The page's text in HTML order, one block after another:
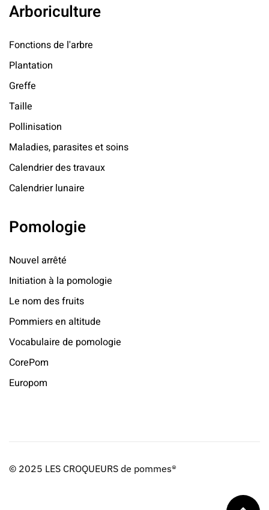
Arboriculture
Fonctions de l'arbre
Plantation
Greffe
Taille
Pollinisation
Maladies, parasites et soins
Calendrier des travaux
Calendrier lunaire
Pomologie
Nouvel arrêté
Initiation à la pomologie
Le nom des fruits
Pommiers en altitude
Vocabulaire de pomologie
CorePom
Europom
© 2025 LES CROQUEURS de pommes®